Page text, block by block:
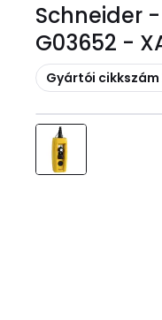
Schneider
G03652 -
Másolás
Gyártói cikkszám